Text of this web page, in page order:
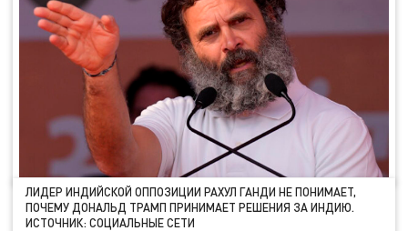
ЛИДЕР ИНДИЙСКОЙ ОППОЗИЦИИ РАХУЛ ГАНДИ НЕ ПОНИМАЕТ,
ПОЧЕМУ ДОНАЛЬД ТРАМП ПРИНИМАЕТ РЕШЕНИЯ ЗА ИНДИЮ.
ИСТОЧНИК: СОЦИАЛЬНЫЕ СЕТИ